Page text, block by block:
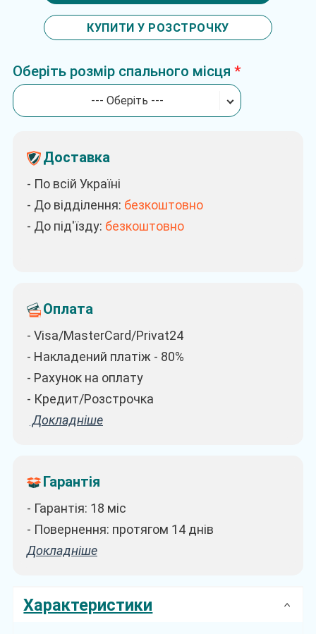
КУПИТИ У РОЗСТРОЧКУ
Оберіть розмір спального місця
--- Оберіть ---
Доставка
- По всій Україні
- До відділення: безкоштовно
- До під'їзду: безкоштовно
Оплата
- Visa/MasterCard/Privat24
- Накладений платіж - 80%
- Рахунок на оплату
- Кредит/Розстрочка
Докладніше
Гарантія
- Гарантія: 18 міс
- Повернення: протягом 14 днів
Докладніше
Характеристики